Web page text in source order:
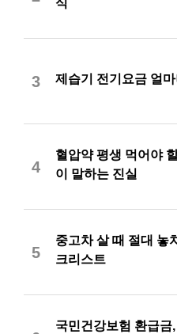
식
3 제습기 전기요금 얼
4
혈압약 평생 먹어야
이 말하는 진실
5
중고차 살 때 절대 놓
크리스트
국민건강보험 환급금